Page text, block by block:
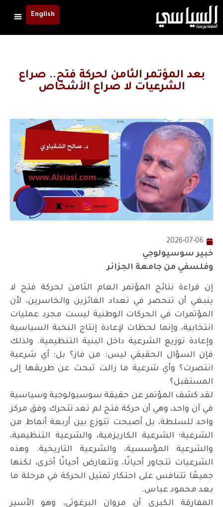
English
بعد المؤتمر الثامن لحركة فتح.. صراع
الشرعيات لا صراع الأشخاص
2026-07-06
خبير سوسيولوجي
وفلسفي من جامعة الجزائر
إن قراءة نتائج المؤتمر العام الثامن لحركة فتح لا
ينبغي أن تنحصر في تعداد الفائزين والخاسرين، لأن
المؤتمرات في الحركات الوطنية ليست مجرد عمليات
انتخابية، وإنما لحظات لإعادة إنتاج النخبة السياسية
وإعادة توزيع الشرعية داخل البنية التنظيمية. ولذلك
فإن السؤال الحقيقي ليس: من فاز؟ بل: أي شرعية
انتصرت؟ وأي شرعية ما زالت تبحث عن طريقها إلى
المستقبل؟
لقد كشف المؤتمر عن حقيقة سوسيولوجية وسياسية
في آن واحد، وهي أن حركة فتح لم تعد تتحرك وفق مركز
واحد للسلطة، بل أصبحت تتوزع بين أربعة أنماط من
الشرعية؛ الشرعية الكاريزمية، والشرعية التنظيمية،
والشرعية المؤسسية، والشرعية التاريخية. وهذه
الشرعيات تتجاور أحيانًا، وتتعارض أحيانًا أخرى، لكنها
جميعًا تتنافس على احتكار تمثيل الحركة في مرحلة ما
بعد محمود عباس.
المفارقة الكبرى أن مروان البرغوثي، وهو الأسير